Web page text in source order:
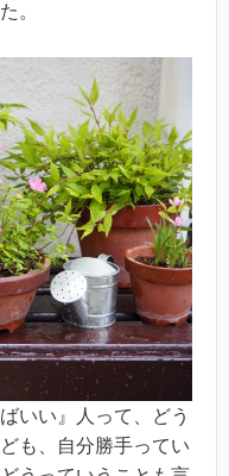
。
いい』人って、どう
も、自分勝手ってい